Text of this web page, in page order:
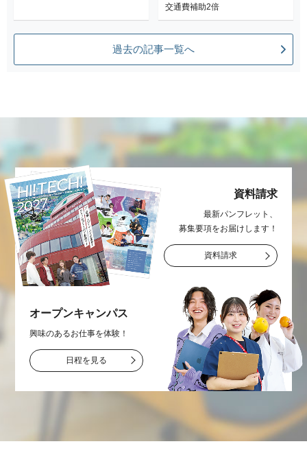
交通費補助2倍
過去の記事一覧へ
資料請求
最新パンフレット、
募集要項をお届け します！
資料請求
オープンキャンパス
興味のあるお仕事を体験！
日程を見る